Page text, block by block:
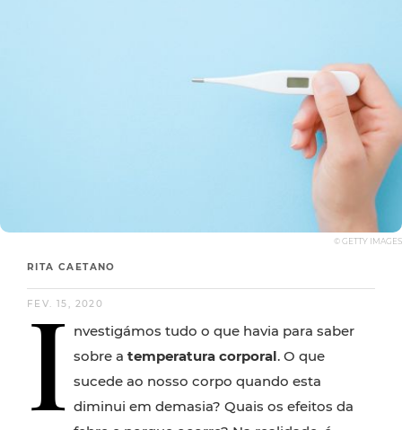
© GETTY IMAGES
RITA CAETANO
FEV. 15, 2020
I nvestigámos tudo o que havia para saber
sobre a temperatura corporal. O que
sucede ao nosso corpo quando esta
diminui em demasia? Quais os efeitos da